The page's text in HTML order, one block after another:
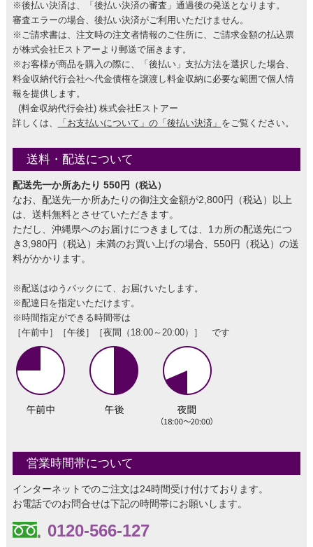
※後払い決済は、「後払い決済の審査」通過後の発送となります。
審査エラーの場合、後払い決済がご利用いただけません。
※ご請求書は、注文時の注文者情報のご住所に、ご請求金額の払込票
が株式会社Eストアーより郵送で届きます。
※お客様が商品を購入の際に、「後払い」支払方法を選択した場合、
料金収納代行会社へ代金債権を譲渡し料金収納に必要な範囲で個人情
報を提供します。
(料金収納代行会社) 株式会社Eストアー
詳しくは、
「お支払いについて」の「後払い決済」 をご覧ください。
送料・配送について
配送先一か所あたり 550円 （税込）
なお、配送先一か所あたりの御注文金額が2,800円（税込）以上
は、送料無料とさせていただきます。
ただし、沖縄県へのお届けにつきましては、1カ所の配送先につ
き3,980円（税込）未満のお買い上げの場合、550円（税込）の送
料がかかります。
※配送はゆうパックにて、お届けいたします。
※配達日を指定いただけます。
※時間指定ができる時間帯は
［午前中］［午後］［夜間（18:00～20:00）］ です
営業時間帯について
インターネットでのご注文は24時間受け付けております。
お電話でのお問合せは下記の時間帯にお願いします。
0120-566-127